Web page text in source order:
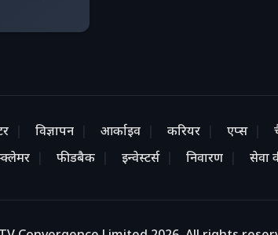
विज्ञापन आर्काइव करियर एप्स
फीडबैक इन्वेस्टर्स निवारण सेवा